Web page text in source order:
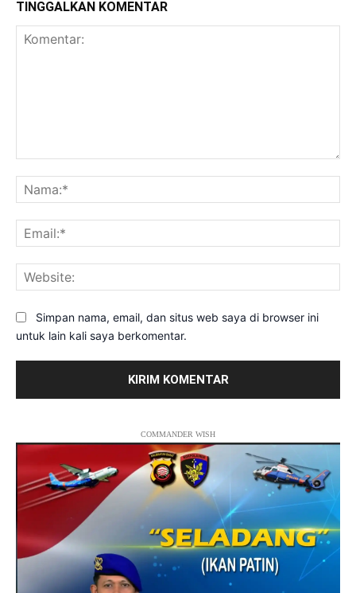
TINGGALKAN KOMENTAR
Simpan nama, email, dan situs web saya di browser ini
untuk lain kali saya berkomentar.
COMMANDER WISH